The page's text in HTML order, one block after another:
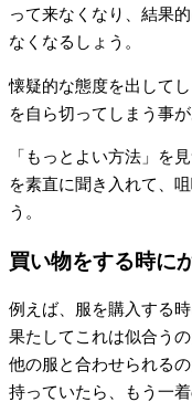
って来なくなり、結果
なくなるしょう。
懐疑的な態度を出して
を自ら切ってしまう事が
「もっとよい方法」を
を素直に聞き入れて、
う。
買い物をする時に
例えば、服を購入する
果たしてこれは似合う
他の服と合わせられる
持っていたら、もう一